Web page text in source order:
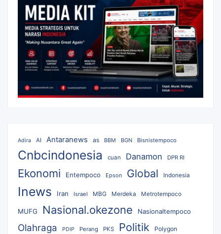
Adira AI Antaranews as BBM BGN Bisnistempoco
Cnbcindonesia cuan Danamon DPR RI
Ekonomi Entempoco Epson Global Indonesia
Inews Iran Israel MBG Merdeka Metrotempoco
MUFG Nasional.okezone Nasionaltempoco
Olahraga PDIP Perang PKS Politik Polygon